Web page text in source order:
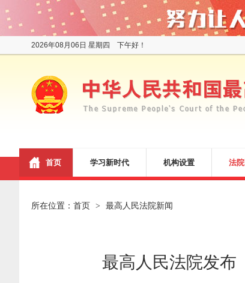
2026年08月06日 星期四 下午好！
首页 学习新时代 机构设置 法
所在位置： 首页 > 最高人民法院新闻
最高人民法院发布